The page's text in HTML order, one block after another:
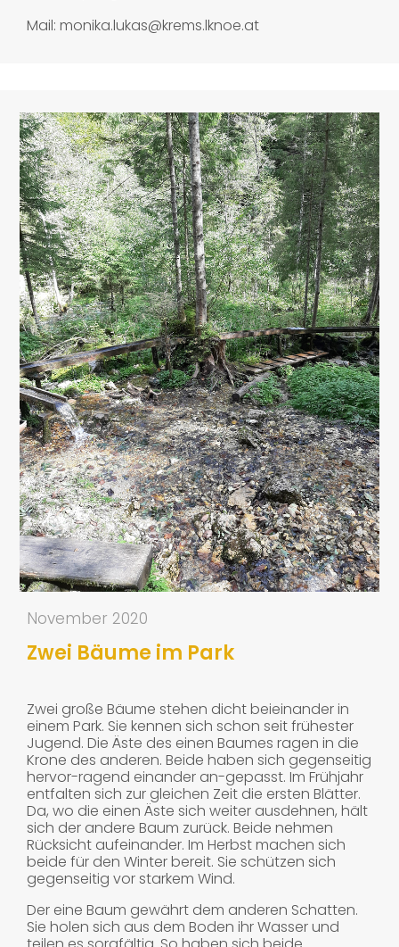
Mail: monika.lukas@krems.lknoe.at ​​
November 2020
Zwei Bäume im Park
Zwei große Bäume stehen dicht beieinander in
einem Park. Sie kennen sich schon seit frühester
Jugend. Die Äste des einen Baumes ragen in die
Krone des anderen. Beide haben sich gegenseitig
hervor-ragend einander an-gepasst. Im Frühjahr
entfalten sich zur gleichen Zeit die ersten Blätter.
Da, wo die einen Äste sich weiter ausdehnen, hält
sich der andere Baum zurück. Beide nehmen
Rücksicht aufeinander. Im Herbst machen sich
beide für den Winter bereit. Sie schützen sich
gegenseitig vor starkem Wind.
Der eine Baum gewährt dem anderen Schatten.
Sie holen sich aus dem Boden ihr Wasser und